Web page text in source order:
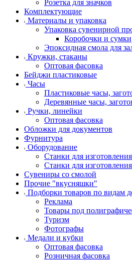
Розетка для значков
Комплектующие
Материалы и упаковка
Упаковка сувенирной
Коробочки и сумки
Эпоксидная смола для
Кружки, стаканы
Оптовая фасовка
Бейджи пластиковые
Часы
Пластиковые часы,
Деревянные часы,
Ручки, линейки
Оптовая фасовка
Обложки для документов
Фурнитура
Оборудование
Станки для
Станки для
Сувениры со смолой
Прочие "вкусняшки"
Подборки товаров по видам
Реклама
Товары под
Туризм
Фотографы
Медали и кубки
Оптовая фасовка
Розничная фасовка